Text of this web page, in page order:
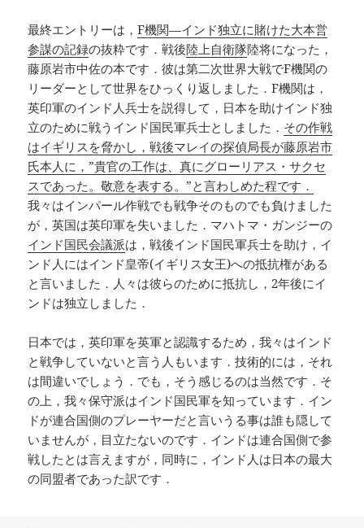
最終エントリーは，F機関—インド独立に賭けた大本営
参謀の記録の抜粋です．戦後陸上自衛隊陸将になった，
藤原岩市中佐の本です．彼は第二次世界大戦でF機関の
リーダーとして世界をひっくり返しました．F機関は，
英印軍のインド人兵士を説得して，日本を助けインド独
立のために戦うインド国民軍兵士としました． その作戦
はイギリスを脅かし，戦後マレイの探偵局長が藤原岩市
氏本人に，”貴官の工作は、真にグローリアス・サクセ
スであった。敬意を表する。”と言わしめた程です．
我々はインパール作戦でも戦争そのものでも負けました
が，英国は英印軍を失いました．マハトマ・ガンジーの
インド国民会議派は，戦後インド国民軍兵士を助け，イ
ンド人にはインド皇帝(イギリス女王)への抵抗権がある
と言いました．人々は彼らのために抵抗し，2年後にイ
ンドは独立しました．
日本では，英印軍を英軍と認識するため，我々はインド
と戦争していないと言う人もいます．技術的には，それ
は間違いでしょう．でも，そう感じるのは当然です．そ
の上，我々保守派はインド国民軍を知っています．イン
ドが連合国側のプレーヤーだと言いうる事は誰も隠して
いませんが，目立たないのです．インドは連合国側で参
戦したとは言えますが，同時に，インド人は日本の最大
の同盟者であった訳です．